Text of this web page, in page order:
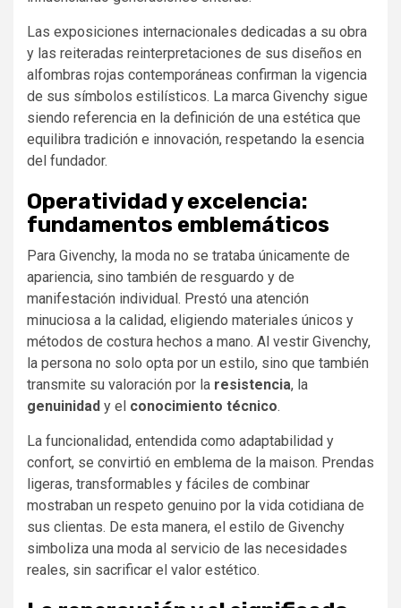
Las exposiciones internacionales dedicadas a su obra
y las reiteradas reinterpretaciones de sus diseños en
alfombras rojas contemporáneas confirman la vigencia
de sus símbolos estilísticos. La marca Givenchy sigue
siendo referencia en la definición de una estética que
equilibra tradición e innovación, respetando la esencia
del fundador.
Operatividad y excelencia:
fundamentos emblemáticos
Para Givenchy, la moda no se trataba únicamente de
apariencia, sino también de resguardo y de
manifestación individual. Prestó una atención
minuciosa a la calidad, eligiendo materiales únicos y
métodos de costura hechos a mano. Al vestir Givenchy,
la persona no solo opta por un estilo, sino que también
transmite su valoración por la resistencia, la
genuinidad y el conocimiento técnico.
La funcionalidad, entendida como adaptabilidad y
confort, se convirtió en emblema de la maison. Prendas
ligeras, transformables y fáciles de combinar
mostraban un respeto genuino por la vida cotidiana de
sus clientas. De esta manera, el estilo de Givenchy
simboliza una moda al servicio de las necesidades
reales, sin sacrificar el valor estético.